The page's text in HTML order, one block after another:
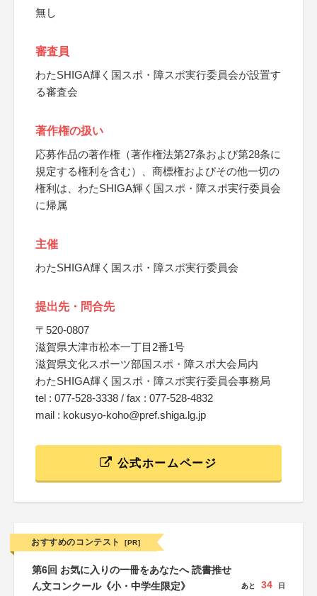
無し
審査員
わたSHIGA輝く国スポ・障スポ実行委員会が設置す
る審査会
著作権の扱い
応募作品の著作権（著作権法第27条および第28条に
規定する権利を含む）、商標権およびその他一切の
権利は、わたSHIGA輝く国スポ・障スポ実行委員会
に帰属
主催
わたSHIGA輝く国スポ・障スポ実行委員会
提出先・問合先
〒520-0807
滋賀県大津市松本一丁目2番1号
滋賀県文化スポーツ部国スポ・障スポ大会局内
わたSHIGA輝く国スポ・障スポ実行委員会事務局
tel : 077-528-3338 / fax : 077-528-4832
mail : kokusyo-koho@pref.shiga.lg.jp
公式ホームページ
おすすめのコンテスト [PR]
第6回 お気に入りの一冊をあなたへ 読書推せ
ん文コンクール《小・中学生限定》
あと 34 日